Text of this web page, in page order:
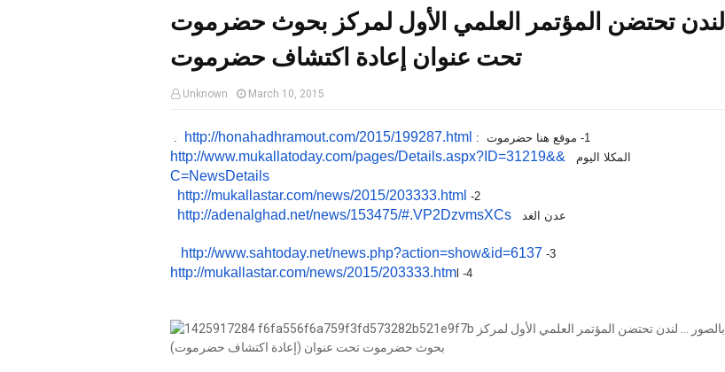
لندن تحتضن المؤتمر العلمي الأول لمركز بحوث حضرموت
تحت عنوان إعادة اكتشاف حضرموت
Unknown March 10, 2015
1- موقع هنا حضرموت : http://honahadhramout.com/2015/199287.html
.
المكلا اليوم
http://www.mukallatoday.com/pages/Details.aspx?ID=31219&&
C=NewsDetails
2-
http://mukallastar.com/news/2015/203333.html
عدن الغد http://adenalghad.net/news/153475/#.VP2DzvmsXCs
http://www.sahtoday.net/news.php?action=show&id=6137
4-
http://mukallastar.com/news/2015/203333.htm